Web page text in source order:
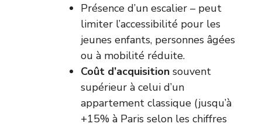
Présence d’un escalier – peut
limiter l’accessibilité pour les
jeunes enfants, personnes âgées
ou à mobilité réduite.
Coût d’acquisition souvent
supérieur à celui d’un
appartement classique (jusqu’à
+15% à Paris selon les chiffres